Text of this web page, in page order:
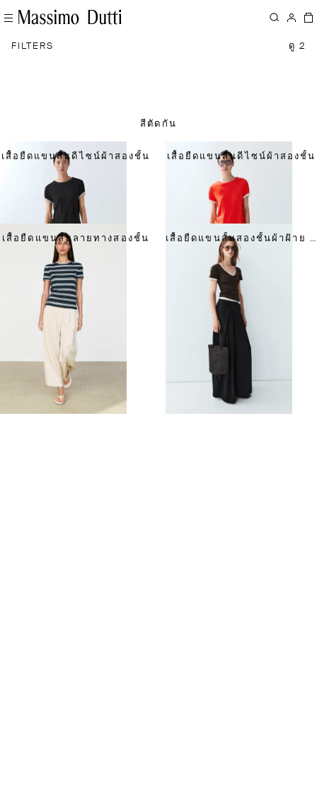
FILTERS ดู 2
สีตัดกัน
เสื้อยืดแขนสั้นดีไซน์ผ้าสองชั้น เสื้อยืดแขนสั้นดีไซน์ผ้าสองชั้น
เสื้อยืดแขนสั้นลายทางสองชั้น เสื้อยืดแขนสั้นสองชั้นผ้าฝ้าย 100%